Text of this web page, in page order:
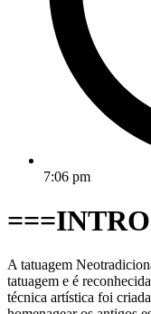
7:06 pm
A tatuagem
tatuagem e é
técnica artística foi